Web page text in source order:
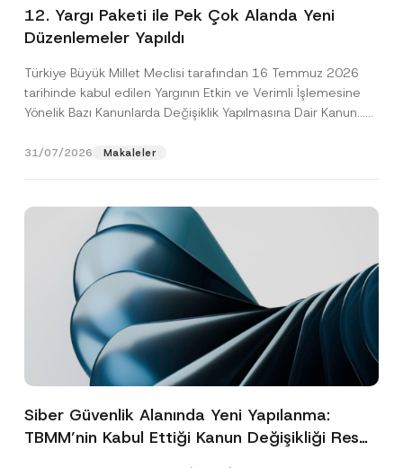
12. Yargı Paketi ile Pek Çok Alanda Yeni
Düzenlemeler Yapıldı
Türkiye Büyük Millet Meclisi tarafından 16 Temmuz 2026
tarihinde kabul edilen Yargının Etkin ve Verimli İşlemesine
Yönelik Bazı Kanunlarda Değişiklik Yapılmasına Dair Kanun...
31/07/2026 Makaleler
Siber Güvenlik Alanında Yeni Yapılanma:
TBMM’nin Kabul Ettiği Kanun Değişikliği Resmî